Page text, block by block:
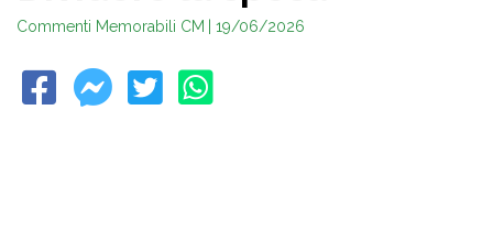
Commenti Memorabili CM | 19/06/2026